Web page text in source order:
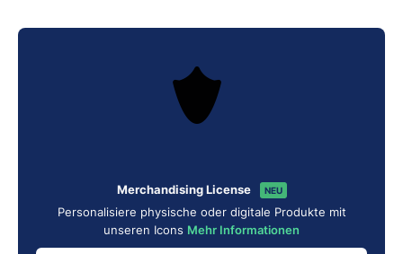
Merchandising License NEU
Personalisiere physische oder digitale Produkte mit
unseren Icons Mehr Informationen